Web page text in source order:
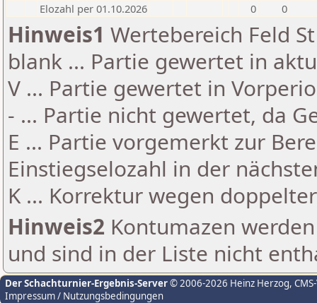
Elozahl per 01.10.2026
0 0
Hinweis1 Wertebereich Feld
blank ... Partie gewertet in
V ... Partie gewertet in
- ... Partie nicht gewertet, da
E ... Partie vorgemerkt zur
Einstiegselozahl in der
K ... Korrektur wegen
Hinweis2 Kontumazen
und sind in der Liste nicht
Der Schachturnier-Ergebnis-Server© 2006-2026 Heinz Herzog,
Impressum / Nutzungsbedingungen